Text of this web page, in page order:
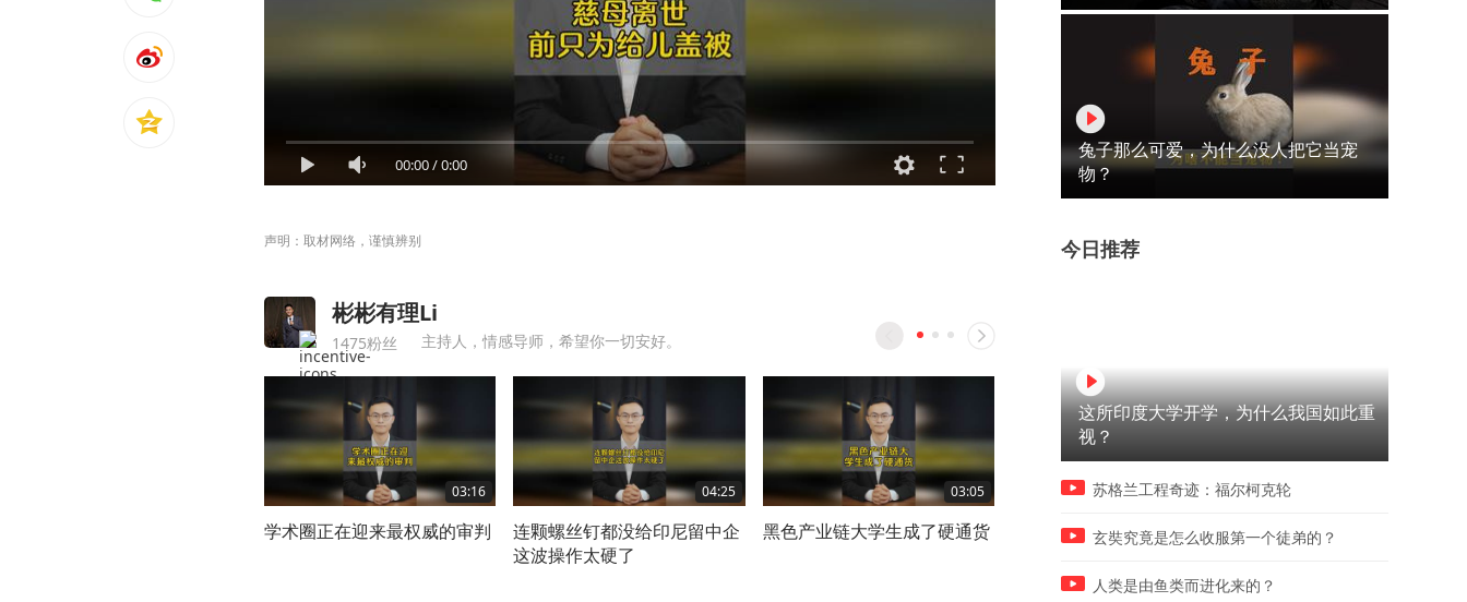
00:00/0:00
声明：取材网络，谨慎辨别
彬彬有理Li
1475粉丝 主持人，情感导师，希望你一切安好。
03:16
学术圈正在迎来最权威的审判
04:25
连颗螺丝钉都没给印尼留中企
这波操作太硬了
03:05
黑色产业链大学生成了硬通货
04:41
新型诈骗来了
这位老师的话揭开了教育体
兔子那么可爱，为什么没人把它当宠
物？
今日推荐
这所印度大学开学，为什么我国如此重
视？
苏格兰工程奇迹：福尔柯克轮
玄奘究竟是怎么收服第一个徒弟的？
人类是由鱼类而进化来的？